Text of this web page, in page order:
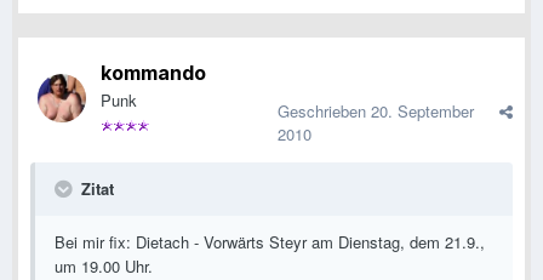
kommando
Punk Geschrieben 20. September
2010
Zitat
Bei mir fix: Dietach - Vorwärts Steyr am Dienstag, dem 21.9.,
um 19.00 Uhr.